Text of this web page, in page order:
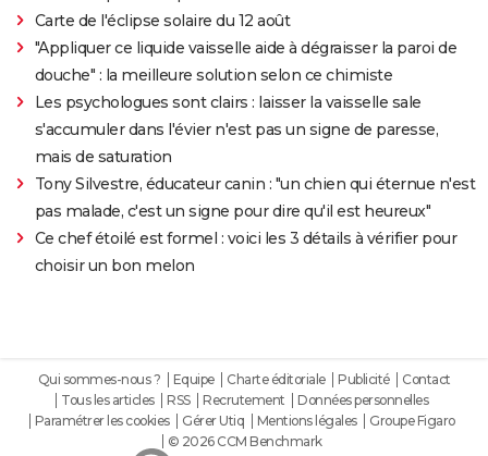
Carte de l'éclipse solaire du 12 août
"Appliquer ce liquide vaisselle aide à dégraisser la paroi de
douche" : la meilleure solution selon ce chimiste
Les psychologues sont clairs : laisser la vaisselle sale
s'accumuler dans l'évier n'est pas un signe de paresse,
mais de saturation
Tony Silvestre, éducateur canin : "un chien qui éternue n'est
pas malade, c'est un signe pour dire qu'il est heureux"
Ce chef étoilé est formel : voici les 3 détails à vérifier pour
choisir un bon melon
Qui sommes-nous ? Equipe Charte éditoriale Publicité
Contact
Tous les articles
RSS Recrutement
Données personnelles
Paramétrer les cookies
Gérer Utiq Mentions légales
Groupe Figaro
© 2026 CCM Benchmark